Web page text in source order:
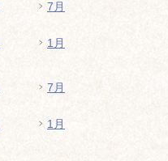
7月
1月
7月
1月